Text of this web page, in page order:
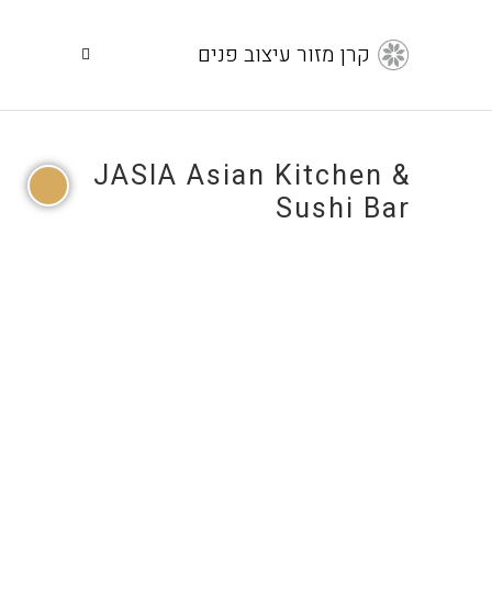
קרן מזור עיצוב פנים
JASIA Asian Kitchen &
Sushi Bar